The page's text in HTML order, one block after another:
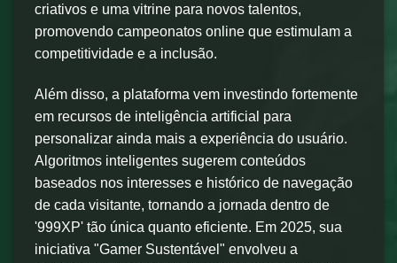
criativos e uma vitrine para novos talentos,
promovendo campeonatos online que estimulam a
competitividade e a inclusão.
Além disso, a plataforma vem investindo fortemente
em recursos de inteligência artificial para
personalizar ainda mais a experiência do usuário.
Algoritmos inteligentes sugerem conteúdos
baseados nos interesses e histórico de navegação
de cada visitante, tornando a jornada dentro de
'999XP' tão única quanto eficiente. Em 2025, sua
iniciativa "Gamer Sustentável" envolveu a